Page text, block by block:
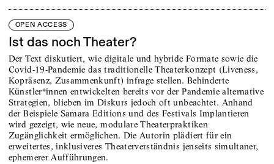
OPEN ACCESS
Ist das noch Theater?
Der Text diskutiert, wie digitale und hybride Formate sowie die
Covid-19-Pandemie das traditionelle Theaterkonzept (Liveness,
Kopräsenz, Zusammenkunft) infrage stellen. Behinderte
Künstler*innen entwickelten bereits vor der Pandemie alternative
Strategien, blieben im Diskurs jedoch oft unbeachtet. Anhand
der Beispiele Samara Editions und des Festivals Implantieren
wird gezeigt, wie neue, modulare Theaterpraktiken
Zugänglichkeit ermöglichen. Die Autorin plädiert für ein
erweitertes, inklusiveres Theaterverständnis jenseits simultaner,
ephemerer Aufführungen.